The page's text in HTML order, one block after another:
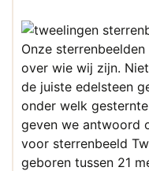
Onze
over wie wij zijn.
de juiste edelsteen
onder welk
geven we antwoord
voor sterrenbeeld
geboren tussen 21